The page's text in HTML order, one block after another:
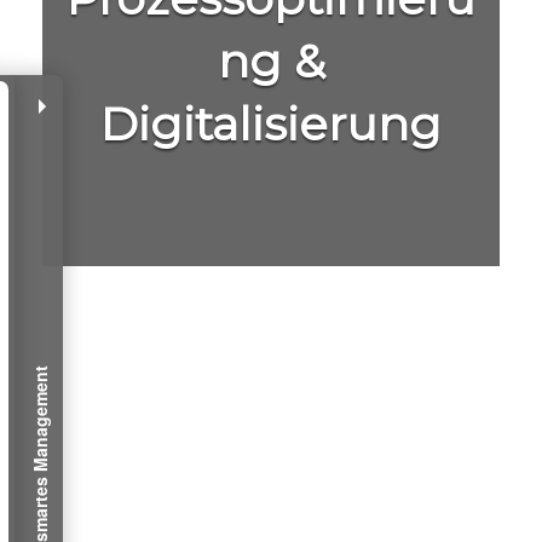
ng &
Digitalisierung
×